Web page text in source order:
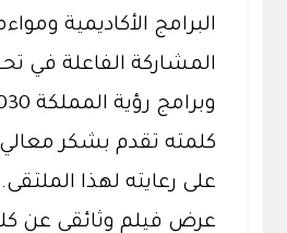
البرامج الأكاديمية
المشاركة الفاعلة في
كلمته تقدم بشكر
على رعايته لهذا
عرض فيلم وثائقي عن